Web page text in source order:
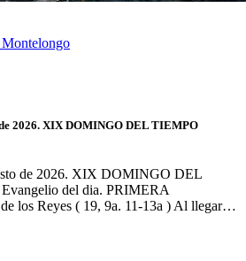
2026. XIX DOMINGO DEL TIEMPO
de 2026. XIX DOMINGO DEL
del dia. PRIMERA
los Reyes ( 19, 9a. 11-13a ) Al llegar…